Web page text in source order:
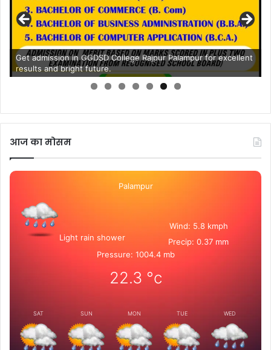
Get admission in GGDSD College Rajpur Palampur for excellent
results and bright future.
आज का मोसम
Palampur
Light rain shower
Wind: 5.8 kmph
Precip: 0.37 mm
Pressure: 1004.4 mb
22.3 °c
SAT SUN MON TUE WED